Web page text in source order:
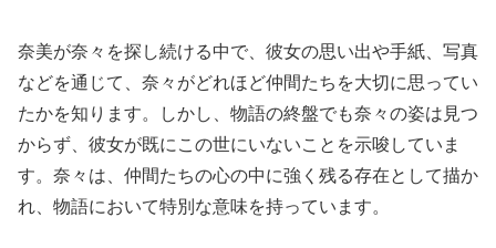
奈美が奈々を探し続ける中で、彼女の思い出や手紙、写真
などを通じて、奈々がどれほど仲間たちを大切に思ってい
たかを知ります。しかし、物語の終盤でも奈々の姿は見つ
からず、彼女が既にこの世にいないことを示唆していま
す。奈々は、仲間たちの心の中に強く残る存在として描か
れ、物語において特別な意味を持っています。